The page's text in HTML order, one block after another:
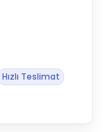
Hızlı Teslimat